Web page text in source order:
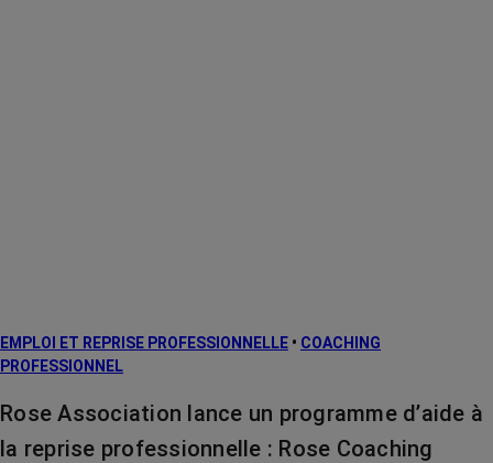
EMPLOI ET REPRISE PROFESSIONNELLE • COACHING
PROFESSIONNEL
Rose Association lance un programme d’aide à
la reprise professionnelle : Rose Coaching